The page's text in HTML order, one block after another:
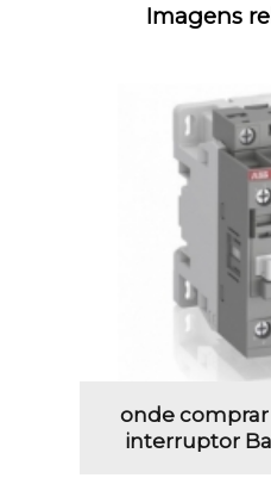
Imagens
onde
interruptor